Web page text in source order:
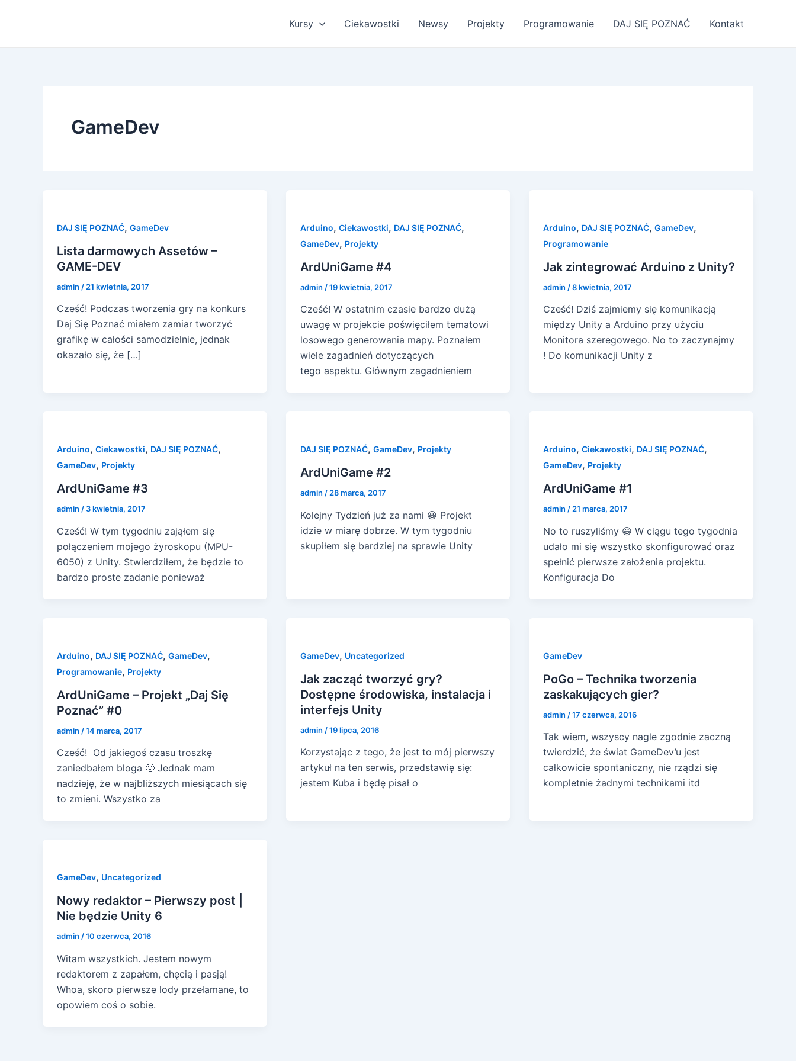
Kursy Ciekawostki Newsy Projekty Programowanie DAJ SIĘ POZNAĆ Kontakt
GameDev
DAJ SIĘ POZNAĆ, GameDev
Lista darmowych Assetów –
GAME-DEV
admin / 21 kwietnia, 2017
Cześć! Podczas tworzenia gry na konkurs
Daj Się Poznać miałem zamiar tworzyć
grafikę w całości samodzielnie, jednak
okazało się, że […]
Arduino, Ciekawostki, DAJ SIĘ POZNAĆ,
GameDev, Projekty
ArdUniGame #4
admin /19 kwietnia, 2017
Cześć! W ostatnim czasie bardzo dużą
uwagę w projekcie poświęciłem tematowi
losowego generowania mapy. Poznałem
wiele zagadnień dotyczących
tego aspektu. Głównym zagadnieniem
Arduino, DAJ SIĘ POZNAĆ,GameDev,
Programowanie
Jak zintegrować Arduino z Unity?
admin /8 kwietnia, 2017
Cześć! Dziś zajmiemy się komunikacją
między Unity a Arduino przy użyciu
Monitora szeregowego. No to zaczynajmy
! Do komunikacji Unity z
Arduino, Ciekawostki, DAJ SIĘ POZNAĆ,
GameDev, Projekty
ArdUniGame #3
admin / 3 kwietnia, 2017
Cześć! W tym tygodniu zająłem się
połączeniem mojego żyroskopu (MPU-
6050) z Unity. Stwierdziłem, że będzie to
bardzo proste zadanie ponieważ
DAJ SIĘ POZNAĆ, GameDev, Projekty
ArdUniGame #2
admin / 28 marca, 2017
Kolejny Tydzień już za nami 😀 Projekt
idzie w miarę dobrze. W tym tygodniu
skupiłem się bardziej na sprawie Unity
Arduino,Ciekawostki, DAJ SIĘ POZNAĆ,
GameDev, Projekty
ArdUniGame #1
admin / 21 marca, 2017
No to ruszyliśmy 😀 W ciągu tego tygodnia
udało mi się wszystko skonfigurować oraz
spełnić pierwsze założenia projektu.
Konfiguracja Do
Arduino, DAJ SIĘ POZNAĆ, GameDev,
Programowanie, Projekty
ArdUniGame – Projekt „Daj Się
Poznać” #0
admin /14 marca, 2017
Cześć! Od jakiegoś czasu troszkę
zaniedbałem bloga 🙁 Jednak mam
nadzieję, że w najbliższych miesiącach się
to zmieni. Wszystko za
GameDev, Uncategorized
Jak zacząć tworzyć gry?
Dostępne środowiska, instalacja i
interfejs Unity
admin /19 lipca, 2016
Korzystając z tego, że jest to mój pierwszy
artykuł na ten serwis, przedstawię się:
jestem Kuba i będę pisał o
GameDev
PoGo – Technika tworzenia
zaskakujących gier?
admin /17 czerwca, 2016
Tak wiem, wszyscy nagle zgodnie zaczną
twierdzić, że świat GameDev’u jest
całkowicie spontaniczny, nie rządzi się
kompletnie żadnymi technikami itd
GameDev, Uncategorized
Nowy redaktor – Pierwszy post |
Nie będzie Unity 6
admin /10 czerwca, 2016
Witam wszystkich. Jestem nowym
redaktorem z zapałem, chęcią i pasją!
Whoa, skoro pierwsze lody przełamane, to
opowiem coś o sobie.